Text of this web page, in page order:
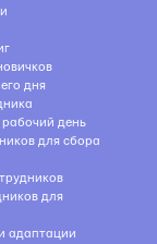
дня
день
для сбора
для
адаптации